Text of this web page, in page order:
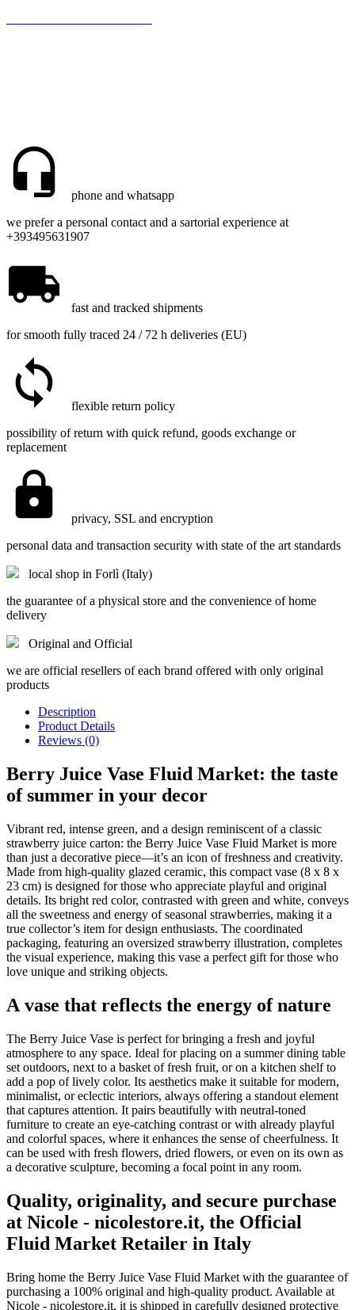
phone and whatsapp
we prefer a personal contact and a sartorial experience at
+393495631907
fast and tracked shipments
for smooth fully traced 24 / 72 h deliveries (EU)
flexible return policy
possibility of return with quick refund, goods exchange or
replacement
privacy, SSL and encryption
personal data and transaction security with state of the art standards
local shop in Forlì (Italy)
the guarantee of a physical store and the convenience of home
delivery
Original and Official
we are official resellers of each brand offered with only original
products
Description
Product Details
Reviews (0)
Berry Juice Vase Fluid Market: the taste
of summer in your decor
Vibrant red, intense green, and a design reminiscent of a classic
strawberry juice carton: the Berry Juice Vase Fluid Market is more
than just a decorative piece—it’s an icon of freshness and creativity.
Made from high-quality glazed ceramic, this compact vase (8 x 8 x
23 cm) is designed for those who appreciate playful and original
details. Its bright red color, contrasted with green and white, conveys
all the sweetness and energy of seasonal strawberries, making it a
true collector’s item for design enthusiasts. The coordinated
packaging, featuring an oversized strawberry illustration, completes
the visual experience, making this vase a perfect gift for those who
love unique and striking objects.
A vase that reflects the energy of nature
The Berry Juice Vase is perfect for bringing a fresh and joyful
atmosphere to any space. Ideal for placing on a summer dining table
set outdoors, next to a basket of fresh fruit, or on a kitchen shelf to
add a pop of lively color. Its aesthetics make it suitable for modern,
minimalist, or eclectic interiors, always offering a standout element
that captures attention. It pairs beautifully with neutral-toned
furniture to create an eye-catching contrast or with already playful
and colorful spaces, where it enhances the sense of cheerfulness. It
can be used with fresh flowers, dried flowers, or even on its own as
a decorative sculpture, becoming a focal point in any room.
Quality, originality, and secure purchase
at Nicole - nicolestore.it, the Official
Fluid Market Retailer in Italy
Bring home the Berry Juice Vase Fluid Market with the guarantee of
purchasing a 100% original and high-quality product. Available at
Nicole - nicolestore.it, it is shipped in carefully designed protective